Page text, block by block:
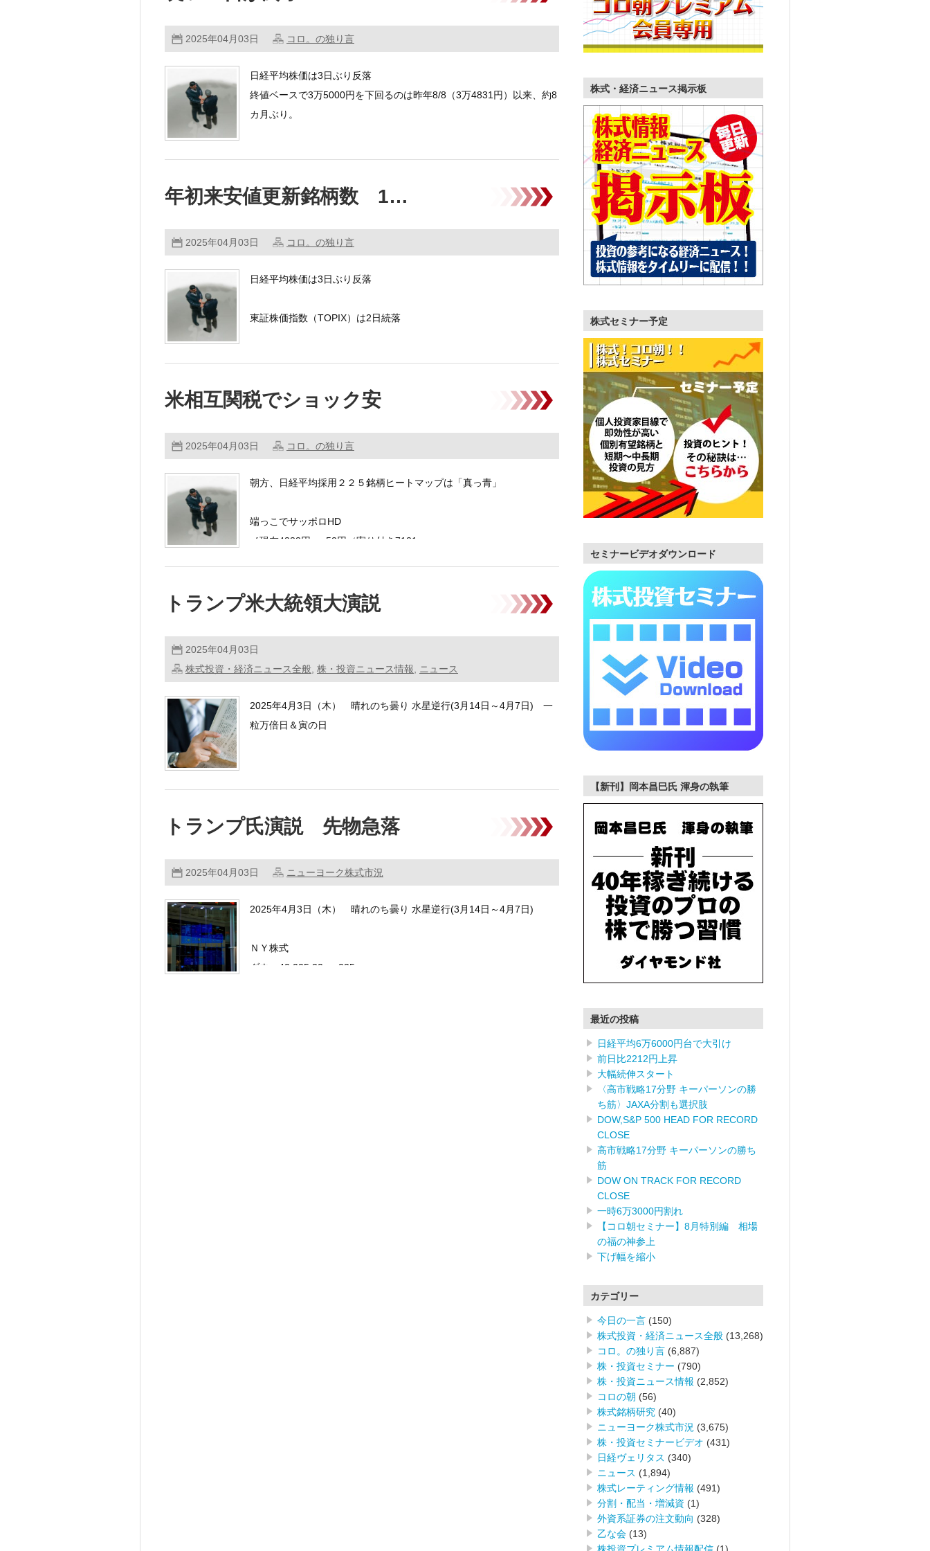
2025年04月03日 コロ。の独り言
日経平均株価は3日ぶり反落
終値ベースで3万5000円を下回るのは昨年8/8（3万4831円）以来、約8
カ月ぶり。
年初来安値更新銘柄数 1…
2025年04月03日 コロ。の独り言
日経平均株価は3日ぶり反落
東証株価指数（TOPIX）は2日続落
米相互関税でショック安
2025年04月03日 コロ。の独り言
朝方、日経平均採用２２５銘柄ヒートマップは「真っ青」
端っこでサッポロHD
［現在4333円 +52円（寄り付き7121 …………
トランプ米大統領大演説
2025年04月03日
株式投資・経済ニュース全般 株・投資ニュース情報 ニュース
2025年4月3日（木） 晴れのち曇り 水星逆行(3月14日～4月7日) 一
粒万倍日＆寅の日
トランプ氏演説 先物急落
2025年04月03日 ニューヨーク株式市況
2025年4月3日（木） 晴れのち曇り 水星逆行(3月14日～4月7日)
ＮＹ株式
ダウ：42,225.32 +235 …………
株式・経済ニュース掲示板
株式セミナー予定
セミナービデオダウンロード
【新刊】岡本昌巳氏 渾身の執筆
最近の投稿
日経平均6万6000円台で大引け
前日比2212円上昇
大幅続伸スタート
〈高市戦略17分野 キーパーソンの勝
ち筋〉JAXA分割も選択肢
DOW,S&P 500 HEAD FOR RECORD
CLOSE
高市戦略17分野 キーパーソンの勝ち
筋
DOW ON TRACK FOR RECORD
CLOSE
一時6万3000円割れ
【コロ朝セミナー】8月特別編 相場
の福の神参上
下げ幅を縮小
カテゴリー
今日の一言 (150)
株式投資・経済ニュース全般 (13,268)
コロ。の独り言 (6,887)
株・投資セミナー (790)
株・投資ニュース情報 (2,852)
コロの朝 (56)
株式銘柄研究 (40)
ニューヨーク株式市況 (3,675)
株・投資セミナービデオ (431)
日経ヴェリタス (340)
ニュース (1,894)
株式レーティング情報 (491)
分割・配当・増減資 (1)
外資系証券の注文動向 (328)
乙な会 (13)